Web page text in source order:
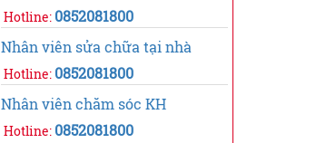
Hotline: 0852081800
Nhân viên sửa chữa tại nhà
Hotline: 0852081800
Nhân viên chăm sóc KH
Hotline: 0852081800